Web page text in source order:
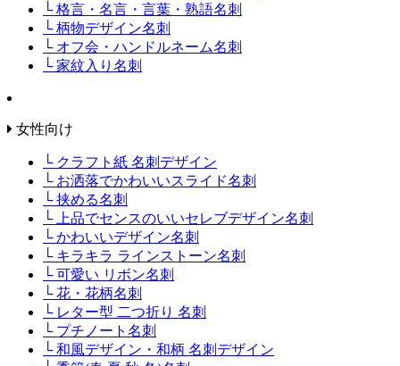
└ 格言・名言・言葉・熟語名刺
└ 柄物デザイン名刺
└ オフ会・ハンドルネーム名刺
└ 家紋入り名刺
女性向け
└ クラフト紙 名刺デザイン
└ お洒落でかわいいスライド名刺
└ 挟める名刺
└ 上品でセンスのいいセレブデザイン名刺
└ かわいいデザイン名刺
└ キラキラ ラインストーン名刺
└ 可愛い リボン名刺
└ 花・花柄名刺
└ レター型 二つ折り 名刺
└ プチノート名刺
└ 和風デザイン・和柄 名刺デザイン